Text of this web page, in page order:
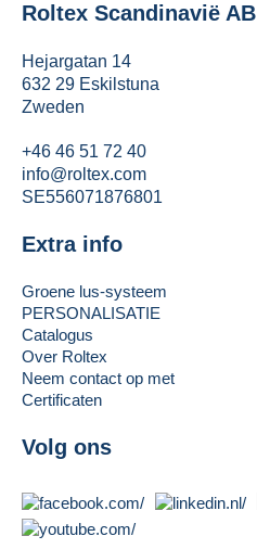
Roltex Scandinavië AB
Hejargatan 14
632 29 Eskilstuna
Zweden
+46 46 51 72 40
info@roltex.com
SE556071876801
Extra info
Groene lus-systeem
PERSONALISATIE
Catalogus
Over Roltex
Neem contact op met
Certificaten
Volg ons